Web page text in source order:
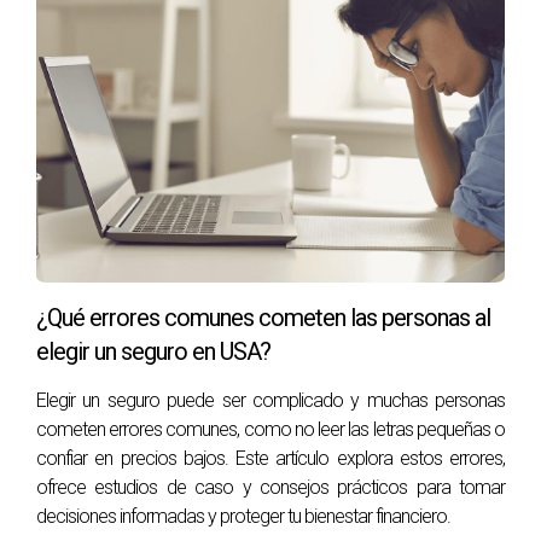
opciones antes de tomar una decisión final sobre tu póliza.
La tranquilidad financiera es invaluable, especialmente
cuando se trata del bienestar de tus seres queridos. Si
estás listo para dar el siguiente paso hacia la seguridad
financiera, considera contactar a Ranean Anciani para
explorar tus opciones disponibles. Puedes hacerloE-card
¿Tienes preguntas? Aquí algunas respuestas.
condición médica?
Sí, generalmente las primas pueden ser más altas
dependiendo del tipo y severidad de la condición médica.
¿Qué tipos de condiciones médicas afectan mi
elegibilidad?
Condiciones como diabetes, hipertensión o cáncer pueden
¿Qué errores comunes cometen las personas al
elegir un seguro en USA?
Elegir un seguro puede ser complicado y muchas personas
cometen errores comunes, como no leer las letras pequeñas o
confiar en precios bajos. Este artículo explora estos errores,
ofrece estudios de caso y consejos prácticos para tomar
decisiones informadas y proteger tu bienestar financiero.